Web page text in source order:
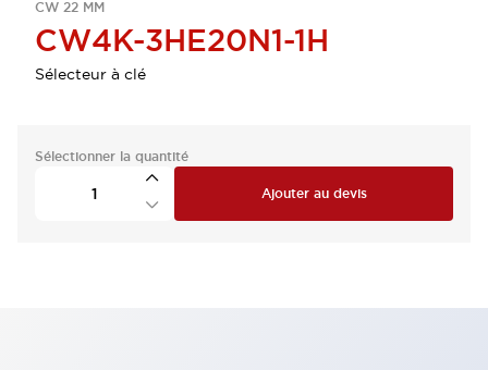
CW 22 MM
CW4K-3HE20N1-1H
Sélecteur à clé
Sélectionner la quantité
Ajouter au devis